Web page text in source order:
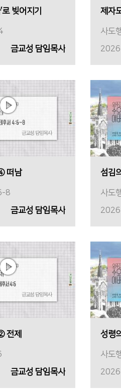
빚어지기
금교성 담임목사
제자
사도
떠남
8
금교성 담임목사
섬김
사도
전제
금교성 담임목사
성령
사도